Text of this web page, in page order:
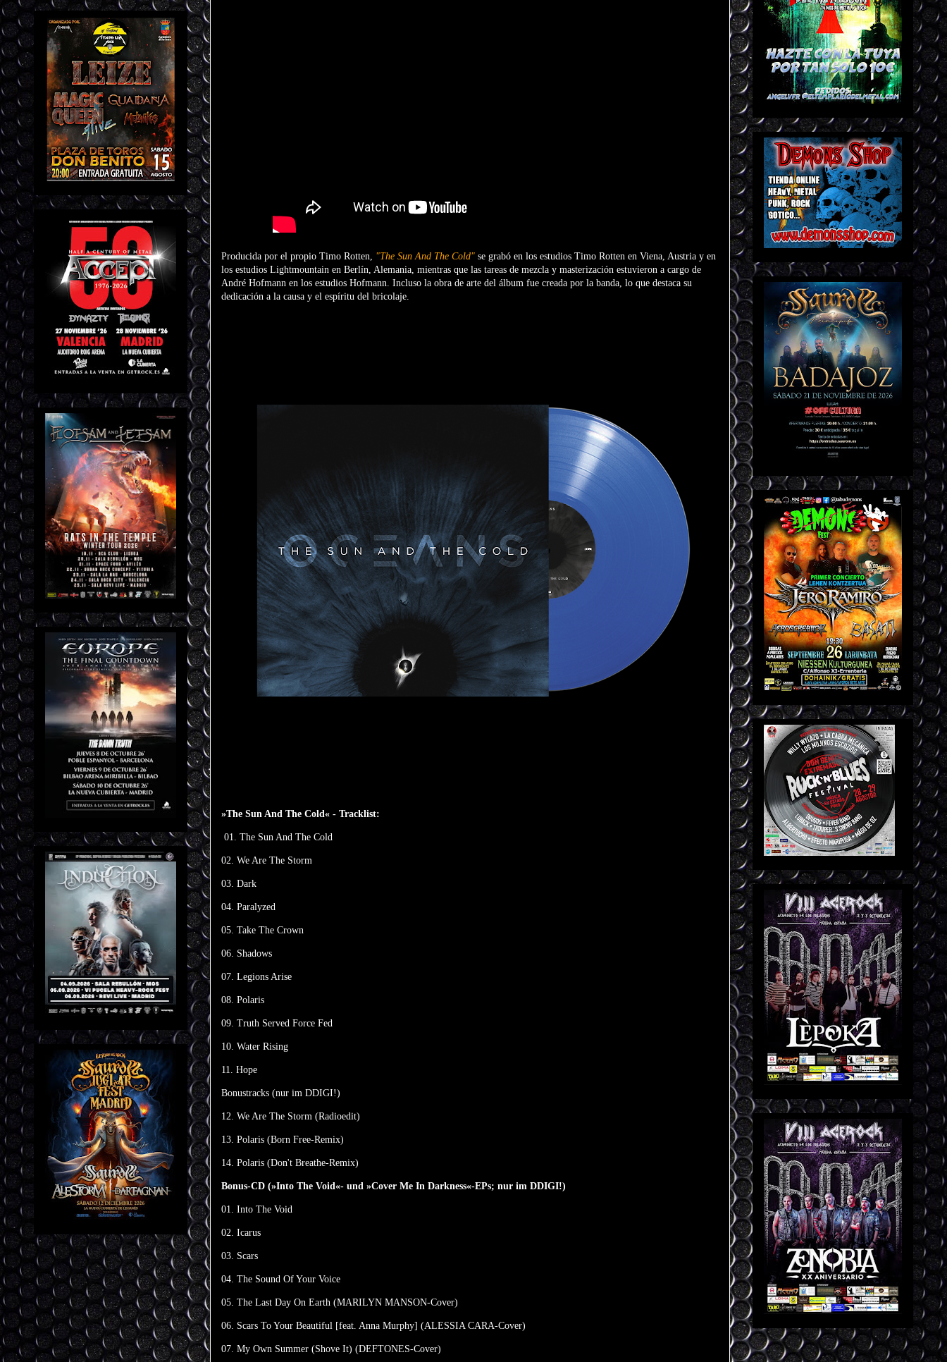
Producida por el propio Timo Rotten, "The Sun And The Cold" se grabó en los estudios Timo Rotten en Viena, Austria y en
los estudios Lightmountain en Berlín, Alemania, mientras que las tareas de mezcla y masterización estuvieron a cargo de
André Hofmann en los estudios Hofmann. Incluso la obra de arte del álbum fue creada por la banda, lo que destaca su
dedicación a la causa y el espíritu del bricolaje.
»The Sun And The Cold« - Tracklist:
01. The Sun And The Cold
02. We Are The Storm
03. Dark
04. Paralyzed
05. Take The Crown
06. Shadows
07. Legions Arise
08. Polaris
09. Truth Served Force Fed
10. Water Rising
11. Hope
Bonustracks (nur im DDIGI!)
12. We Are The Storm (Radioedit)
13. Polaris (Born Free-Remix)
14. Polaris (Don't Breathe-Remix)
Bonus-CD (»Into The Void«- und »Cover Me In Darkness«-EPs; nur im DDIGI!)
01. Into The Void
02. Icarus
03. Scars
04. The Sound Of Your Voice
05. The Last Day On Earth (MARILYN MANSON-Cover)
06. Scars To Your Beautiful [feat. Anna Murphy] (ALESSIA CARA-Cover)
07. My Own Summer (Shove It) (DEFTONES-Cover)